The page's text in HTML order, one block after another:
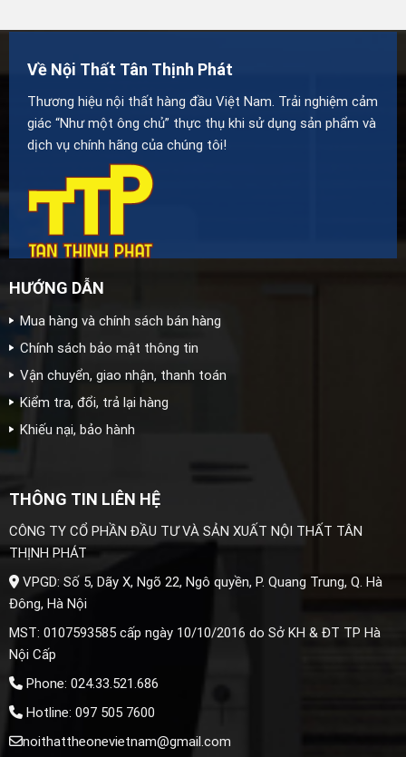
Về Nội Thất Tân Thịnh Phát
Thương hiệu nội thất hàng đầu Việt Nam. Trải nghiệm cảm
giác “Như một ông chủ” thực thụ khi sử dụng sản phẩm và
dịch vụ chính hãng của chúng tôi!
HƯỚNG DẪN
Mua hàng và chính sách bán hàng
Chính sách bảo mật thông tin
Vận chuyển, giao nhận, thanh toán
Kiểm tra, đổi, trả lại hàng
Khiếu nại, bảo hành
THÔNG TIN LIÊN HỆ
CÔNG TY CỔ PHẦN ĐẦU TƯ VÀ SẢN XUẤT NỘI THẤT TÂN
THỊNH PHÁT
VPGD: Số 5, Dãy X, Ngõ 22, Ngô quyền, P. Quang Trung, Q. Hà
Đông, Hà Nội
MST: 0107593585 cấp ngày 10/10/2016 do Sở KH & ĐT TP Hà
Nội Cấp
Phone: 024.33.521.686
Hotline: 097 505 7600
noithattheonevietnam@gmail.com